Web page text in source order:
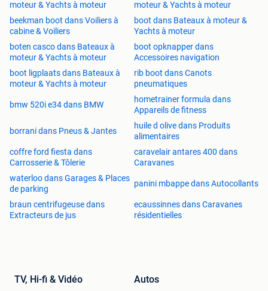
moteur & Yachts à moteur
moteur & Yachts à moteur
beekman boot dans Voiliers à
cabine & Voiliers
boot dans Bateaux à moteur &
Yachts à moteur
boten casco dans Bateaux à
moteur & Yachts à moteur
boot opknapper dans
Accessoires navigation
boot ligplaats dans Bateaux à
moteur & Yachts à moteur
rib boot dans Canots
pneumatiques
bmw 520i e34 dans BMW
hometrainer formula dans
Appareils de fitness
borrani dans Pneus & Jantes
huile d olive dans Produits
alimentaires
coffre ford fiesta dans
Carrosserie & Tôlerie
caravelair antares 400 dans
Caravanes
waterloo dans Garages & Places
de parking
panini mbappe dans Autocollants
braun centrifugeuse dans
Extracteurs de jus
ecaussinnes dans Caravanes
résidentielles
TV, Hi-fi & Vidéo Autos